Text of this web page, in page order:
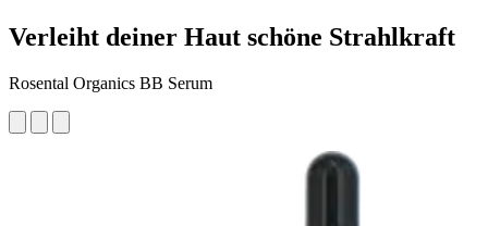
Verleiht deiner Haut schöne Strahlkraft
Rosental Organics BB Serum